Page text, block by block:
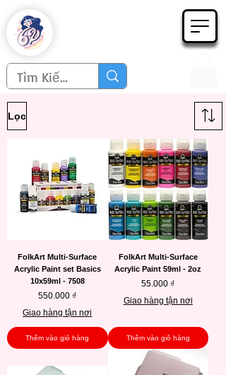
Lọc
FolkArt Multi-Surface
Acrylic Paint set Basics
10x59ml - 7508
Giá
550.000 ₫
Giao hàng tận nơi
Thêm vào giỏ hàng
FolkArt Multi-Surface
Acrylic Paint 59ml - 2oz
Giá
55.000 ₫
Giao hàng tận nơi
Thêm vào giỏ hàng